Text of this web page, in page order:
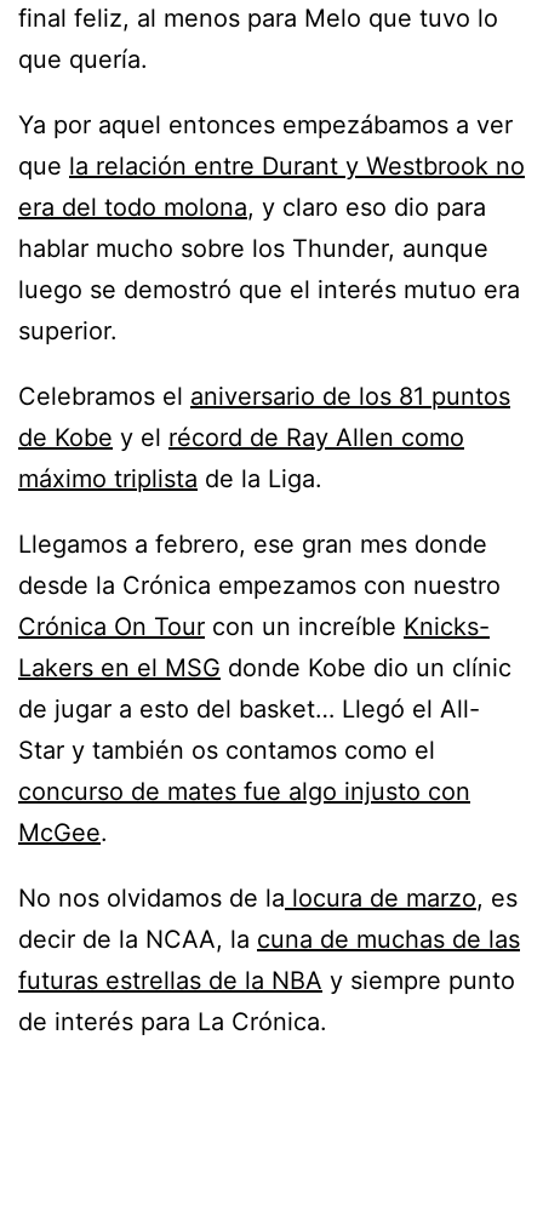
final feliz, al menos para Melo que tuvo lo
que quería.
Ya por aquel entonces empezábamos a ver
que la relación entre Durant y Westbrook no
era del todo molona, y claro eso dio para
hablar mucho sobre los Thunder, aunque
luego se demostró que el interés mutuo era
superior.
Celebramos el aniversario de los 81 puntos
de Kobe y el récord de Ray Allen como
máximo triplista de la Liga.
Llegamos a febrero, ese gran mes donde
desde la Crónica empezamos con nuestro
Crónica On Tour con un increíble Knicks-
Lakers en el MSG donde Kobe dio un clínic
de jugar a esto del basket… Llegó el All-
Star y también os contamos como el
concurso de mates fue algo injusto con
McGee.
No nos olvidamos de la locura de marzo, es
decir de la NCAA, la cuna de muchas de las
futuras estrellas de la NBA y siempre punto
de interés para La Crónica.